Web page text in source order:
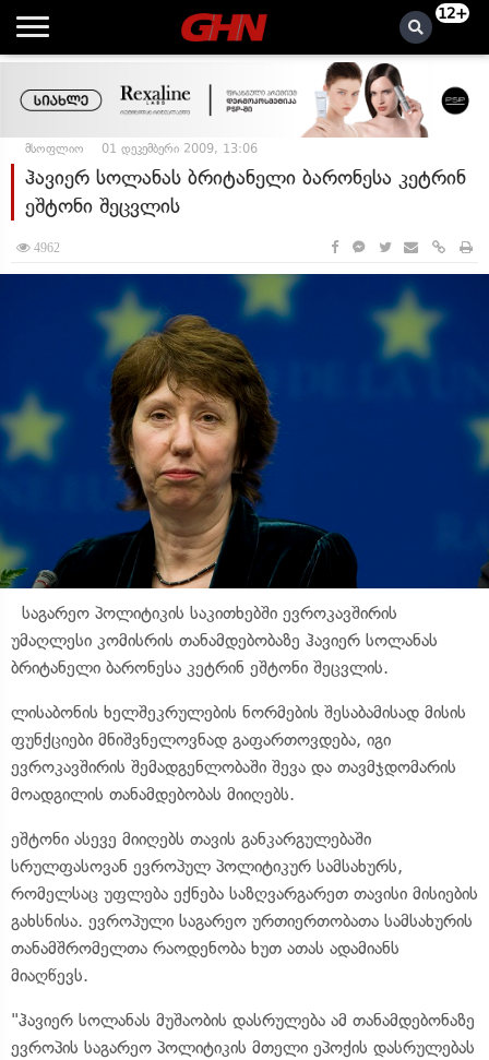
12+
მსოფლიო 01 დეკემბერი 2009, 13:06
ჰავიერ სოლანას ბრიტანელი ბარონესა კეტრინ
ეშტონი შეცვლის
4962
საგარეო პოლიტიკის საკითხებში ევროკავშირის
უმაღლესი კომისრის თანამდებობაზე ჰავიერ სოლანას
ბრიტანელი ბარონესა კეტრინ ეშტონი შეცვლის.
ლისაბონის ხელშეკრულების ნორმების შესაბამისად მისის
ფუნქციები მნიშვნელოვნად გაფართოვდება, იგი
ევროკავშირის შემადგენლობაში შევა და თავმჯდომარის
მოადგილის თანამდებობას მიიღებს.
ეშტონი ასევე მიიღებს თავის განკარგულებაში
სრულფასოვან ევროპულ პოლიტიკურ სამსახურს,
რომელსაც უფლება ექნება საზღვარგარეთ თავისი მისიების
გახსნისა. ევროპული საგარეო ურთიერთობათა სამსახურის
თანამშრომელთა რაოდენობა ხუთ ათას ადამიანს
მიაღწევს.
"ჰავიერ სოლანას მუშაობის დასრულება ამ თანამდებონაზე
ევროპის საგარეო პოლიტიკის მთელი ეპოქის დასრულებას